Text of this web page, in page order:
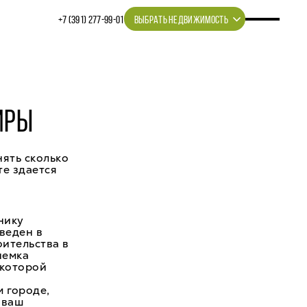
+7 (391) 277‒99‒01 ВЫБРАТЬ НЕДВИЖИМОСТЬ
сколько
здается
в
в
городе,
ваш